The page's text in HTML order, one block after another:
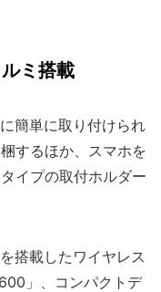
ミ搭載
簡単に取り付けられ
するほか、スマホを
イプの取付ホルダー
搭載したワイヤレス
」、コンパクトデ